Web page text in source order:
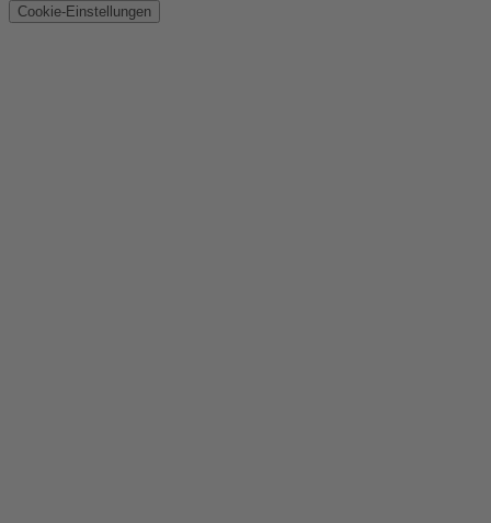
Cookie-Einstellungen